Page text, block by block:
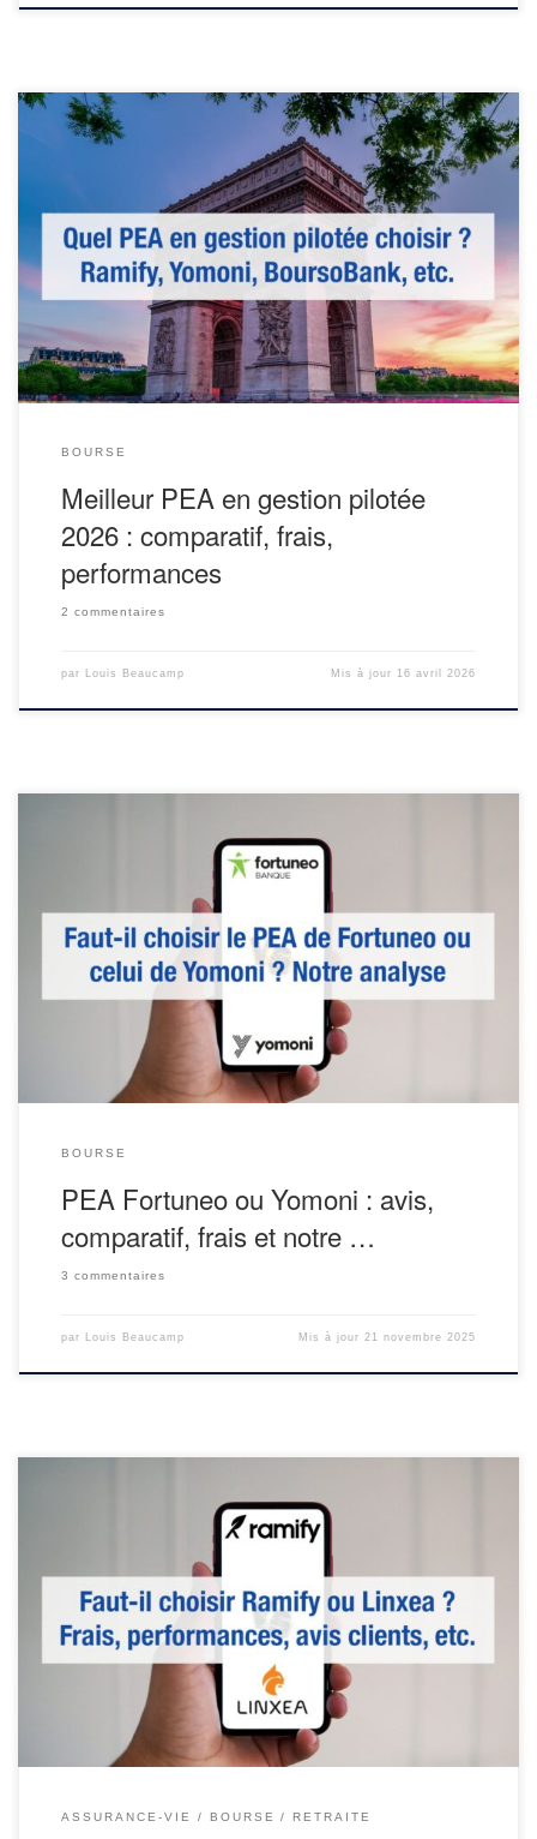
Quel est le meilleur PEA en gestion pilotée ? Quand on commence
à comparer les offres, on se rend vite compte que ce n’est pas si
simple. Entre les fintech et les banques, difficile de choisir une
promesse de « gestion PEA clé en main ». Et faut-il vraiment
privilégier le confort […]
BOURSE
Meilleur PEA en gestion pilotée
2026 : comparatif, frais,
performances
2 commentaires
par Louis Beaucamp Mis à jour 16 avril 2026
Entre Fortuneo et Yomoni, quel PEA choisir pour investir en bourse
? Puisqu’on ne peut posséder qu’un seul plan d’épargne en actions
(PEA) par personne, mieux vaut réfléchir soigneusement avant
d’ouvrir le sien.
Pour rappel, on peut mêler PEA et actions
internationales. Cela reste en France l’une des meilleures […]
BOURSE
PEA Fortuneo ou Yomoni : avis,
comparatif, frais et notre …
3 commentaires
par Louis Beaucamp Mis à jour 21 novembre 2025
Le monde de l’investissement évolue vite avec de nouveaux
acteurs qui s’imposent et dépoussièrent les vieilles pratiques. C’est
le cas de Ramify et Linxea : excellente digitalisation, frais
compétitifs et approche transparente. Comment les différencier ?
Ramify ou Linxea ?
D’un côté, Linxea (créé en 2001) s’est
imposé comme […]
ASSURANCE-VIE BOURSE RETRAITE